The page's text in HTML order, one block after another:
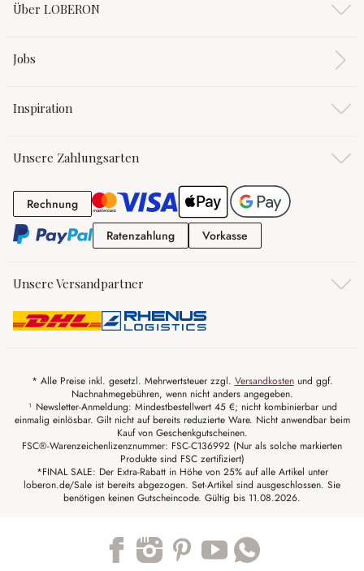
Über LOBERON
Jobs
Inspiration
Unsere Zahlungsarten
RechnungRechnung
RatenzahlungRatenzahlung
Vorkasse
Unsere Versandpartner
* Alle Preise inkl. gesetzl. Mehrwertsteuer zzgl. Versandkostenund ggf.
Nachnahmegebühren, wenn nicht anders angegeben.
¹ Newsletter-Anmeldung: Mindestbestellwert 45 €; nicht kombinierbar und
einmalig einlösbar. Gilt nicht auf bereits reduzierte Ware. Nicht anwendbar beim
Kauf von Geschenkgutscheinen.
FSC®-Warenzeichenlizenznummer: FSC-C136992 (Nur als solche markierten
Produkte sind FSC zertifiziert)
*FINAL SALE: Der Extra-Rabatt in Höhe von 25% auf alle Artikel unter
loberon.de/Sale ist bereits abgezogen. Set-Artikel sind ausgeschlossen. Sie
benötigen keinen Gutscheincode. Gültig bis 11.08.2026.